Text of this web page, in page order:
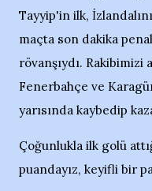
Tayyip'in ilk,
maçta son dakika
rövanşıydı. Rakibimizi
Fenerbahçe ve
yarısında kaybedip
Çoğunlukla ilk golü
puandayız, keyifli bir